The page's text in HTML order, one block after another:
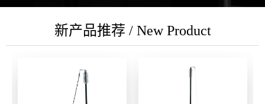
新产品推荐 / New Product